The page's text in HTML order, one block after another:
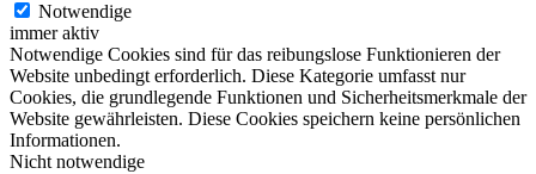
Notwendige
immer aktiv
Notwendige Cookies sind für das reibungslose Funktionieren der
Website unbedingt erforderlich. Diese Kategorie umfasst nur
Cookies, die grundlegende Funktionen und Sicherheitsmerkmale der
Website gewährleisten. Diese Cookies speichern keine persönlichen
Informationen.
Nicht notwendige